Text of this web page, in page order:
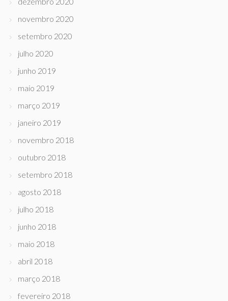
novembro 2020
setembro 2020
julho 2020
junho 2019
maio 2019
março 2019
janeiro 2019
novembro 2018
outubro 2018
setembro 2018
agosto 2018
julho 2018
junho 2018
maio 2018
abril 2018
março 2018
fevereiro 2018